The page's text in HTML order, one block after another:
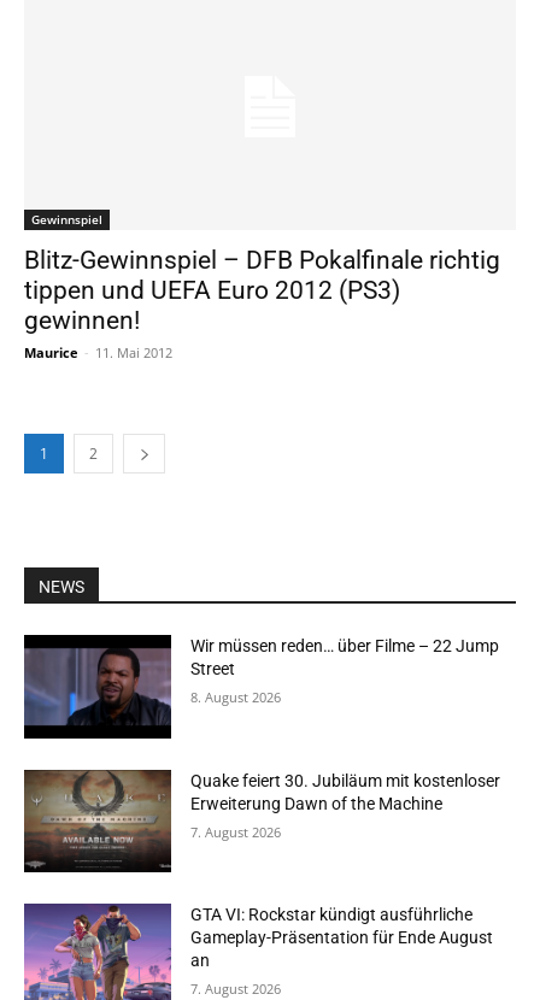
Gewinnspiel
Blitz-Gewinnspiel – DFB Pokalfinale richtig
tippen und UEFA Euro 2012 (PS3)
gewinnen!
Maurice - 11. Mai 2012
1 2
NEWS
Wir müssen reden… über Filme – 22 Jump
Street
8. August 2026
Quake feiert 30. Jubiläum mit kostenloser
Erweiterung Dawn of the Machine
7. August 2026
GTA VI: Rockstar kündigt ausführliche
Gameplay-Präsentation für Ende August
an
7. August 2026